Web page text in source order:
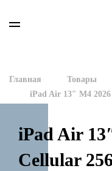
Главная Товары
iPad Air 13″ M4
iPad Air
Cellular